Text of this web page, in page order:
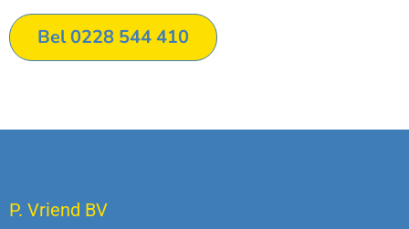
Bel 0228 544 410
P. Vriend BV